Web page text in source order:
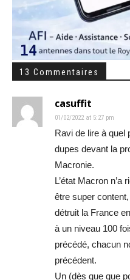
13 Commentaires
casuffit
01/02/2022 at 5:27 pm
Ravi de lire à quel
dupes devant la
Macronie.
L’état Macron n’a
être super
détruit la France
à un niveau 100
précédé, chacun
précédent.
Un (dès que que